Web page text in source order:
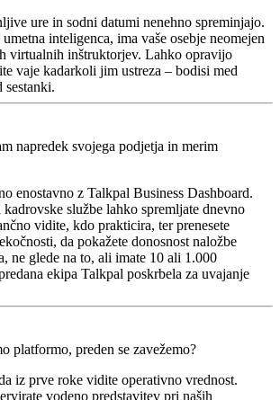
ure in sodni datumi nenehno spreminjajo.
inteligenca, ima vaše osebje neomejen
virtualnih inštruktorjev. Lahko opravijo
vaje kadarkoli jim ustreza – bodisi med
sestanki.
napredek svojega podjetja in merim
enostavno z Talkpal Business Dashboard.
službe lahko spremljate dnevno
vidite, kdo prakticira, ter prenesete
da pokažete donosnost naložbe
ne glede na to, ali imate 10 ali 1.000
ekipa Talkpal poskrbela za uvajanje
platformo, preden se zavežemo?
iz prve roke vidite operativno vrednost.
vodeno predstavitev pri naših